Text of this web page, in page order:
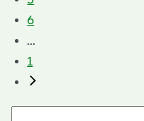
6
...
1